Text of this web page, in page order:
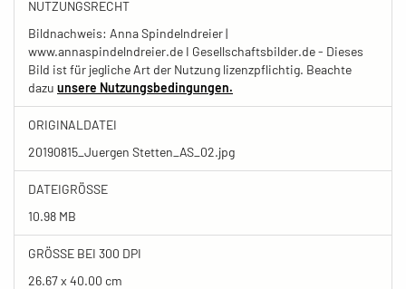
NUTZUNGSRECHT
Bildnachweis: Anna Spindelndreier |
www.annaspindelndreier.de I Gesellschaftsbilder.de - Dieses
Bild ist für jegliche Art der Nutzung lizenzpflichtig. Beachte
dazu unsere Nutzungsbedingungen.
ORIGINALDATEI
20190815_Juergen Stetten_AS_02.jpg
DATEIGRÖSSE
10.98 MB
GRÖSSE BEI 300 DPI
26.67 x 40.00 cm